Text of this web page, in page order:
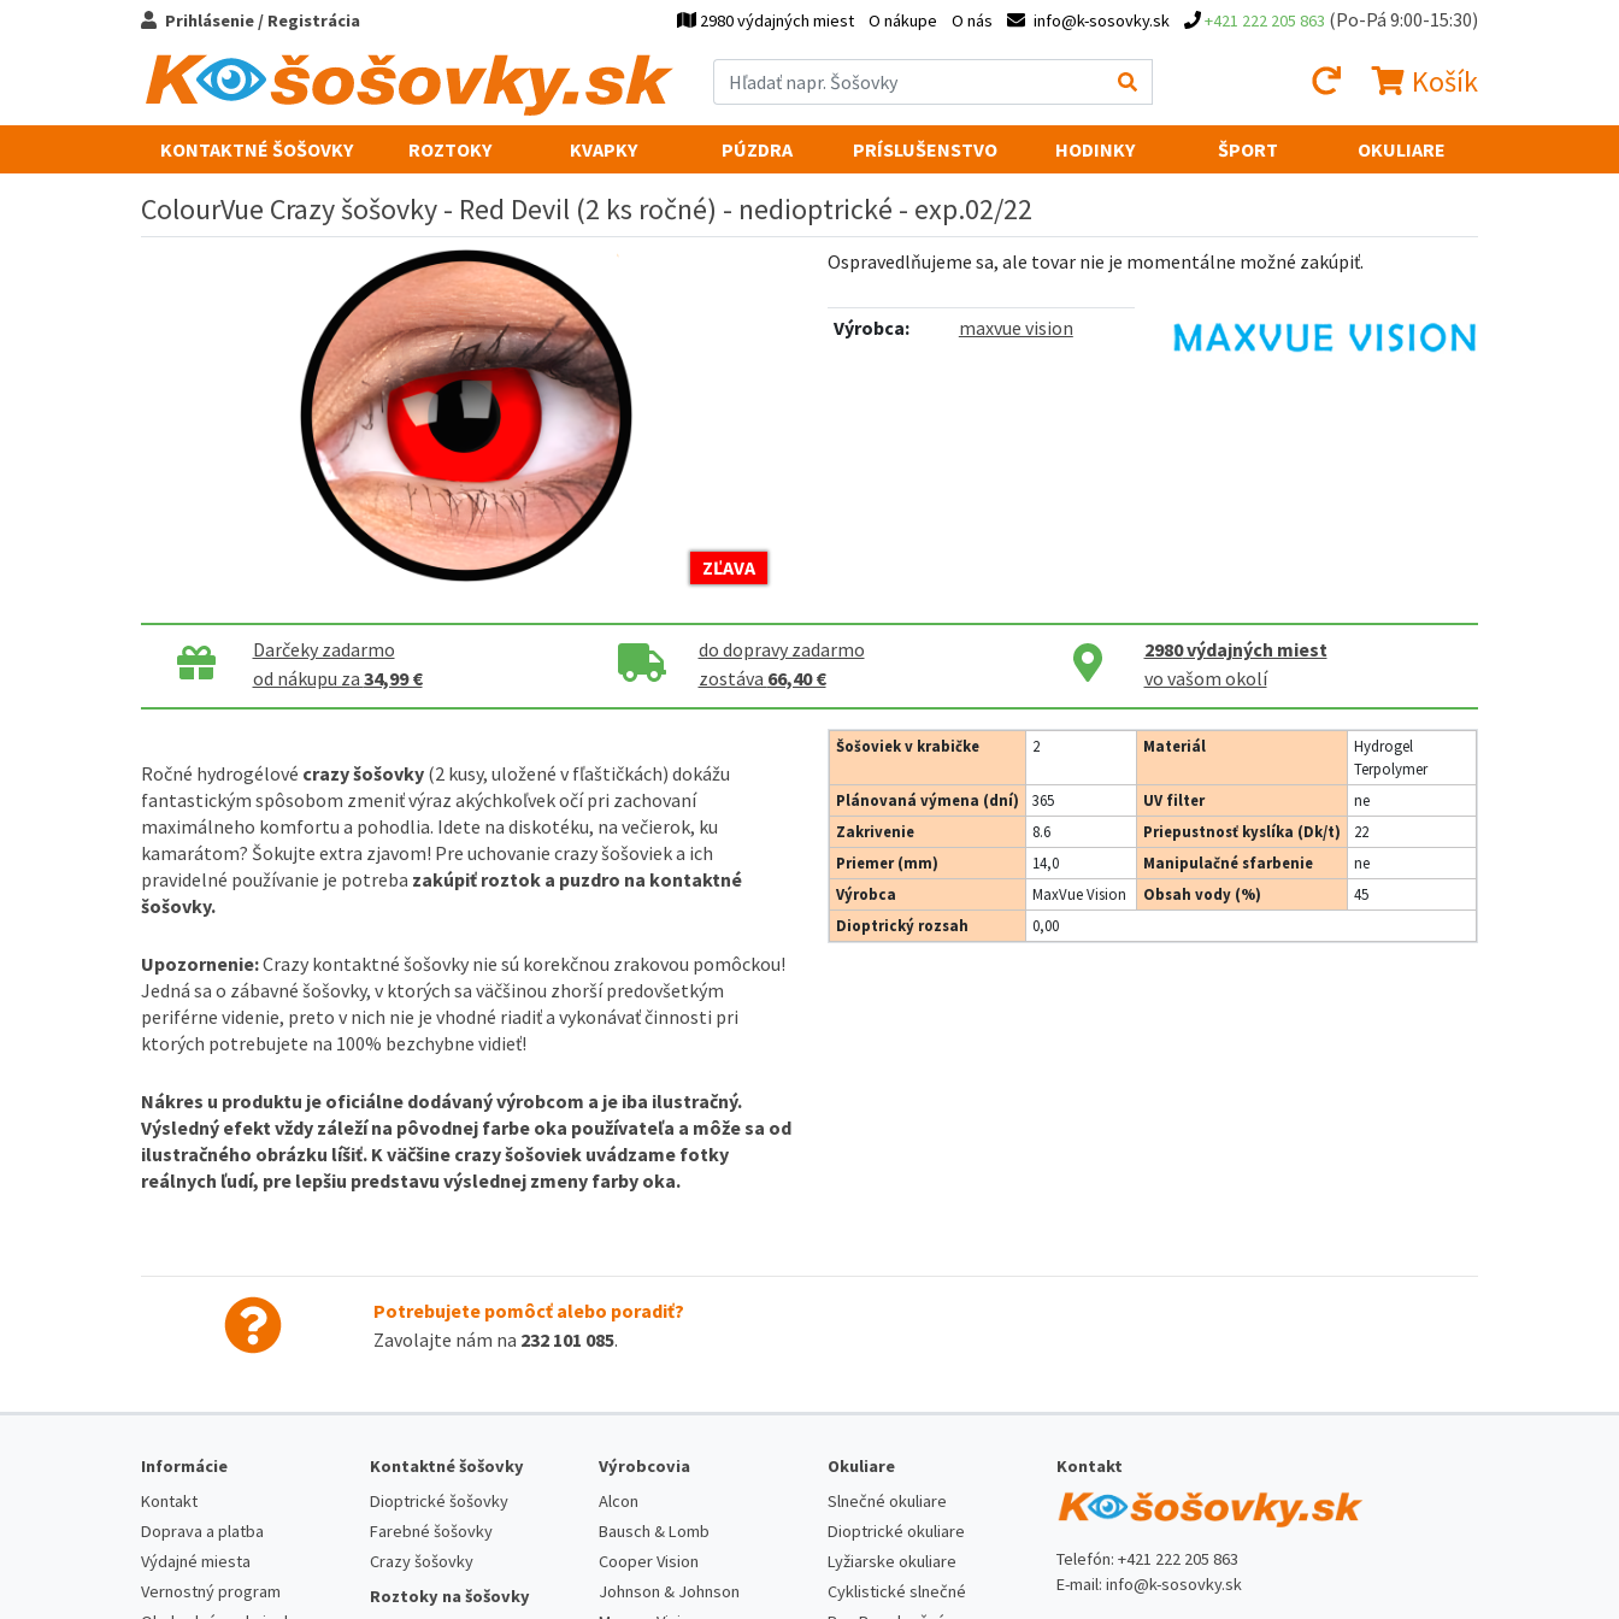
Prihlásenie / Registrácia 2980 výdajných miest O nákupe O nás info@k-sosovky.sk +421 222 205 863 (Po-Pá 9:00-15:30)
Košík
KONTAKTNÉ ŠOŠOVKY ROZTOKY KVAPKY PÚZDRA PRÍSLUŠENSTVO HODINKY ŠPORT OKULIARE
ColourVue Crazy šošovky - Red Devil (2 ks ročné) - nedioptrické - exp.02/22
ZĽAVA
Ospravedlňujeme sa, ale tovar nie je momentálne možné zakúpiť.
Výrobca: maxvue vision
Darčeky zadarmo
od nákupu za 34,99 €
do dopravy zadarmo
zostáva 66,40 €
2980výdajných miest
vo vašom okolí
Ročné hydrogélové crazy šošovky (2 kusy, uložené v fľaštičkách) dokážu
fantastickým spôsobom zmeniť výraz akýchkoľvek očí pri zachovaní
maximálneho komfortu a pohodlia. Idete na diskotéku, na večierok, ku
kamarátom? Šokujte extra zjavom! Pre uchovanie crazy šošoviek a ich
pravidelné používanie je potreba zakúpiť roztok a puzdro na kontaktné
šošovky.
Upozornenie:Crazy kontaktné šošovky nie sú korekčnou zrakovou pomôckou!
Jedná sa o zábavné šošovky, v ktorých sa väčšinou zhorší predovšetkým
periférne videnie, preto v nich nie je vhodné riadiť a vykonávať činnosti pri
ktorých potrebujete na 100% bezchybne vidieť!
Nákres u produktu je oficiálne dodávaný výrobcom a je iba ilustračný.
Výsledný efekt vždy záleží na pôvodnej farbe oka používateľa a môže sa od
ilustračného obrázku líšiť. K väčšine crazy šošoviek uvádzame fotky
reálnych ľudí, pre lepšiu predstavu výslednej zmeny farby oka.
Šošoviek v krabičke 2 Materiál
Hydrogel
Terpolymer
Plánovaná výmena (dní)
365 UV filter
ne
Zakrivenie
8.6 Priepustnosť kyslíka (Dk/t)
22
Priemer (mm)
14,0 Manipulačné sfarbenie
ne
Výrobca
MaxVue Vision Obsah vody (%)
45
Dioptrický rozsah
0,00
Potrebujete pomôcť alebo poradiť?
Zavolajte nám na 232 101 085.
Informácie
Kontakt
Doprava a platba
Výdajné miesta
Vernostný program
Kontaktné šošovky
Dioptrické šošovky
Farebné šošovky
Crazy šošovky
Roztoky na šošovky
Výrobcovia
Alcon
Bausch & Lomb
Cooper Vision
Johnson & Johnson
Okuliare
Slnečné okuliare
Dioptrické okuliare
Lyžiarske okuliare
Cyklistické slnečné
Kontakt
Telefón: +421 222 205 863
E-mail: info@k-sosovky.sk